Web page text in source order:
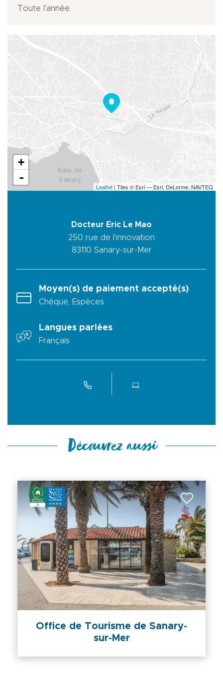
Toute l'année.
+
-
Leaflet | Tiles © Esri — Esri, DeLorme, NAVTEQ
Docteur Eric Le Mao
250 rue de l'innovation
83110 Sanary-sur-Mer
Moyen(s) de paiement accepté(s)
Chèque, Espèces
Langues parlées
Français
Découvrez aussi
Office de Tourisme de Sanary-
sur-Mer